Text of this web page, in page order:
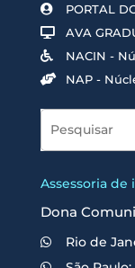
PORTAL
AVA
NACIN -
NAP -
Assessoria de
Dona
Rio de